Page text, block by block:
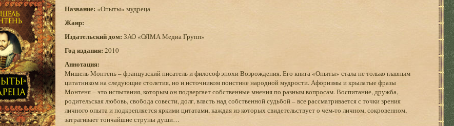
Название: «Опыты» мудреца
Жанр:
Издательский дом: ЗАО «ОЛМА Медиа Групп»
Год издания: 2010
Аннотация:
Мишель Монтень – французский писатель и философ эпохи Возрождения. Его книга «Опыты» стала не только главным
цитатником на следующие столетия, но и источником поистине народной мудрости. Афоризмы и крылатые фразы
Монтеня – это испытания, которым он подвергает собственные мнения по разным вопросам. Воспитание, дружба,
родительская любовь, свобода совести, долг, власть над собственной судьбой – все рассматривается с точки зрения
личного опыта и подкрепляется яркими цитатами, каждая из которых свидетельствует о чем-то личном, сокровенном,
затрагивает тончайшие струны души…